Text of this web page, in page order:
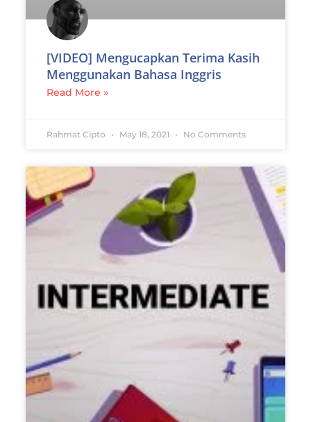
[VIDEO] Mengucapkan Terima Kasih
Menggunakan Bahasa Inggris
Read More »
Rahmat Cipto May 18, 2021 No Comments